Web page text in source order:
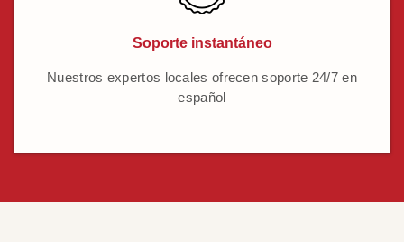
Soporte instantáneo
Nuestros expertos locales ofrecen soporte 24/7 en
español